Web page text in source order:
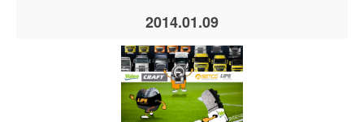
2014.01.09